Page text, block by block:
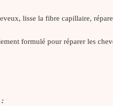
lisse la fibre capillaire,
formulé pour réparer les
: